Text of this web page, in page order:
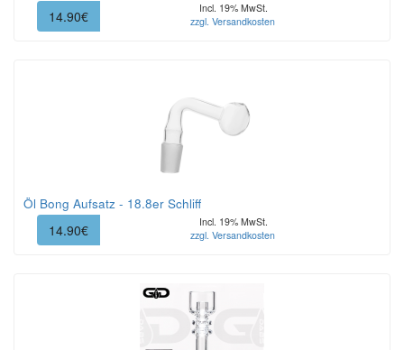
14.90€
Incl. 19% MwSt.
zzgl. Versandkosten
Öl Bong Aufsatz - 18.8er Schliff
14.90€
Incl. 19% MwSt.
zzgl. Versandkosten